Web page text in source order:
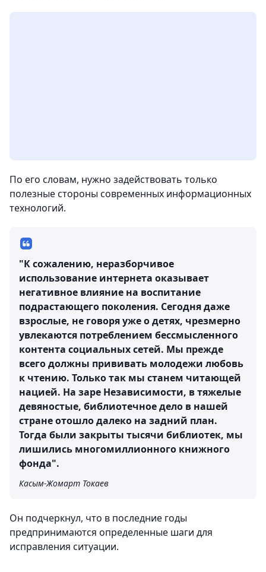
По его словам, нужно задействовать только
полезные стороны современных информационных
технологий.
"К сожалению, неразборчивое
использование интернета оказывает
негативное влияние на воспитание
подрастающего поколения. Сегодня даже
взрослые, не говоря уже о детях, чрезмерно
увлекаются потреблением бессмысленного
контента социальных сетей. Мы прежде
всего должны прививать молодежи любовь
к чтению. Только так мы станем читающей
нацией. На заре Независимости, в тяжелые
девяностые, библиотечное дело в нашей
стране отошло далеко на задний план.
Тогда были закрыты тысячи библиотек, мы
лишились многомиллионного книжного
фонда".
Касым-Жомарт Токаев
Он подчеркнул, что в последние годы
предпринимаются определенные шаги для
исправления ситуации.